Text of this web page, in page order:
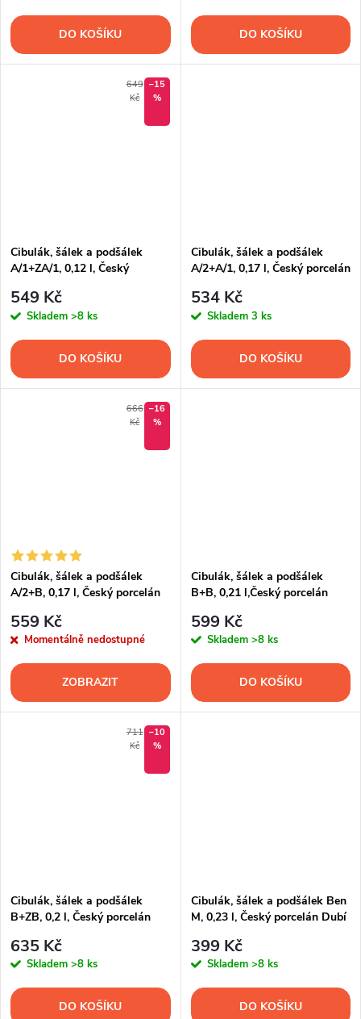
DO KOŠÍKU DO KOŠÍKU
649
Kč
–15
%
Cibulák, šálek a podšálek
A/1+ZA/1, 0,12 l, Český
549 Kč
Skladem >8 ks
DO KOŠÍKU
Cibulák, šálek a podšálek
A/2+A/1, 0,17 l, Český porcelán
534 Kč
Skladem 3 ks
DO KOŠÍKU
666
Kč
–16
%
Cibulák, šálek a podšálek
A/2+B, 0,17 l, Český porcelán
559 Kč
Momentálně nedostupné
ZOBRAZIT
Cibulák, šálek a podšálek
B+B, 0,21 l,Český porcelán
599 Kč
Skladem >8 ks
DO KOŠÍKU
711
Kč
–10
%
Cibulák, šálek a podšálek
B+ZB, 0,2 l, Český porcelán
635 Kč
Skladem >8 ks
DO KOŠÍKU
Cibulák, šálek a podšálek Ben
M, 0,23 l, Český porcelán Dubí
399 Kč
Skladem >8 ks
DO KOŠÍKU